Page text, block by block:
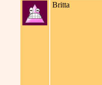
Britta